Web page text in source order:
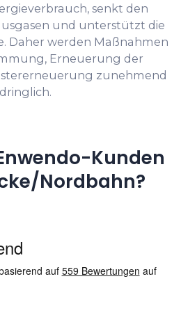
senkt den
und unterstützt die
Daher werden Maßnahmen
Erneuerung der
zunehmend
dringlich.
Kunden
Nordbahn?